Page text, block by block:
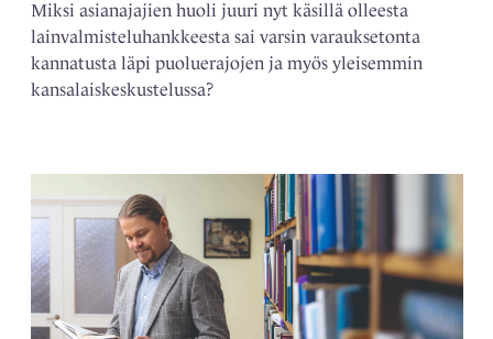
Miksi asianajajien huoli juuri nyt käsillä olleesta
lainvalmisteluhankkeesta sai varsin varauksetonta
kannatusta läpi puoluerajojen ja myös yleisemmin
kansalaiskeskustelussa?